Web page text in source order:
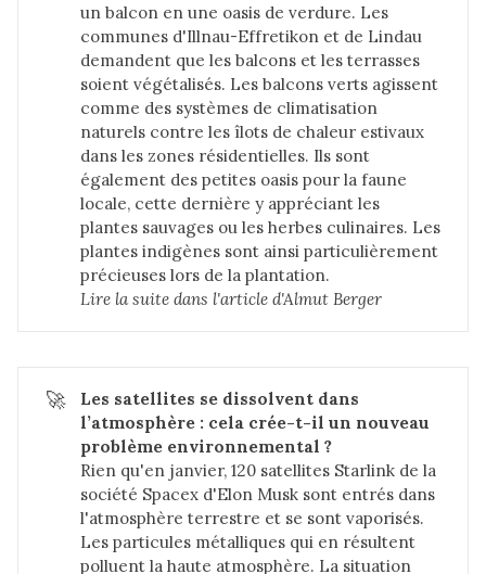
un balcon en une oasis de verdure. Les
communes d'Illnau-Effretikon et de Lindau
demandent que les balcons et les terrasses
soient végétalisés. Les balcons verts agissent
comme des systèmes de climatisation
naturels contre les îlots de chaleur estivaux
dans les zones résidentielles. Ils sont
également des petites oasis pour la faune
locale, cette dernière y appréciant les
plantes sauvages ou les herbes culinaires. Les
plantes indigènes sont ainsi particulièrement
précieuses lors de la plantation.
Lire la suite dans l'article d'Almut Berger
🚀
Les satellites se dissolvent dans
l’atmosphère : cela crée-t-il un nouveau
problème environnemental ?
Rien qu'en janvier,120 satellites Starlink de la
société Spacex d'Elon Musk sont entrés dans
l'atmosphère terrestre et se sont vaporisés.
Les particules métalliques qui en résultent
polluent la haute atmosphère. La situation